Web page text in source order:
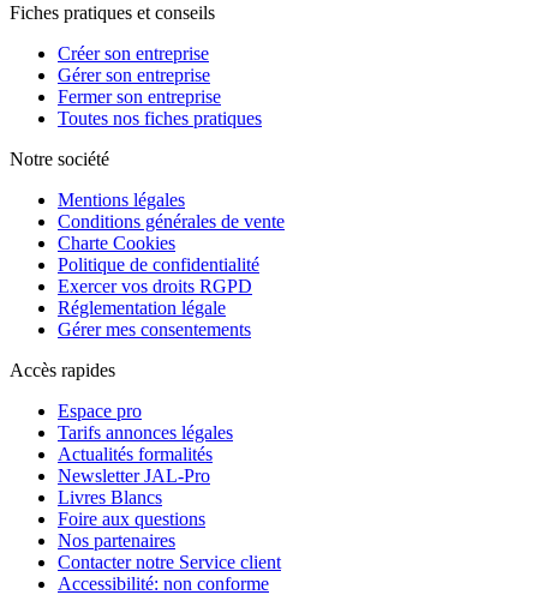
Fiches pratiques et conseils
Créer son entreprise
Gérer son entreprise
Fermer son entreprise
Toutes nos fiches pratiques
Notre société
Mentions légales
Conditions générales de vente
Charte Cookies
Politique de confidentialité
Exercer vos droits RGPD
Réglementation légale
Gérer mes consentements
Accès rapides
Espace pro
Tarifs annonces légales
Actualités formalités
Newsletter JAL-Pro
Livres Blancs
Foire aux questions
Nos partenaires
Contacter notre Service client
Accessibilité: non conforme